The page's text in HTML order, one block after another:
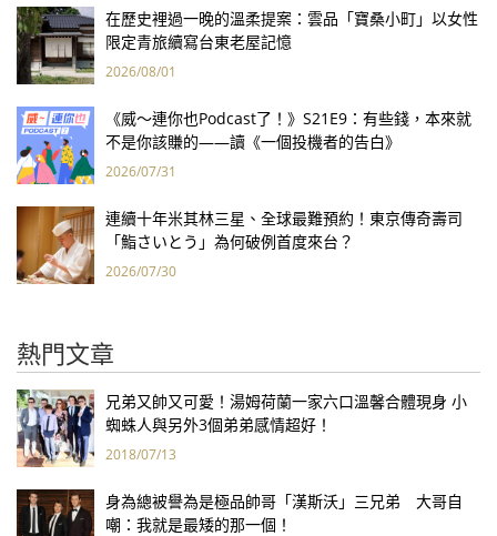
在歷史裡過一晚的溫柔提案：雲品「寶桑小町」以女性
限定青旅續寫台東老屋記憶
2026/08/01
《威～連你也Podcast了！》S21E9：有些錢，本來就
不是你該賺的——讀《一個投機者的告白》
2026/07/31
連續十年米其林三星、全球最難預約！東京傳奇壽司
「鮨さいとう」為何破例首度來台？
2026/07/30
熱門文章
兄弟又帥又可愛！湯姆荷蘭一家六口溫馨合體現身 小
蜘蛛人與另外3個弟弟感情超好！
2018/07/13
身為總被譽為是極品帥哥「漢斯沃」三兄弟 大哥自
嘲：我就是最矮的那一個！